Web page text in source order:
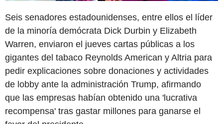
Seis senadores estadounidenses, entre ellos el líder
de la minoría demócrata Dick Durbin y Elizabeth
Warren, enviaron el jueves cartas públicas a los
gigantes del tabaco Reynolds American y Altria para
pedir explicaciones sobre donaciones y actividades
de lobby ante la administración Trump, afirmando
que las empresas habían obtenido una 'lucrativa
recompensa' tras gastar millones para ganarse el